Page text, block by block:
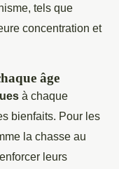
tels que
concentration et
âge
à chaque
bienfaits. Pour les
la chasse au
leurs